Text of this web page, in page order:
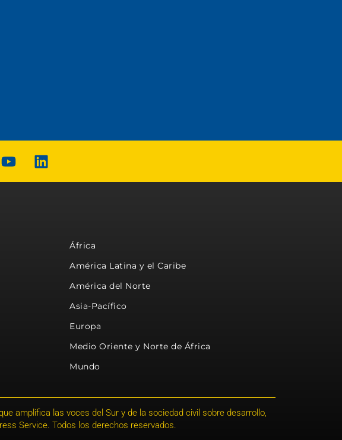
África
América Latina y el Caribe
América del Norte
Asia-Pacífico
Europa
Medio Oriente y Norte de África
Mundo
amplifica las voces del Sur y de la sociedad civil sobre desarrollo,
Service. Todos los derechos reservados.